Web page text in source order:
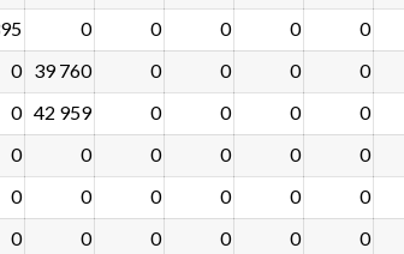
0 0 0 0 0
0 39 760 0 0 0 0
0 42 959 0 0 0 0
0 0 0 0 0 0
0 0 0 0 0 0
0 0 0 0 0 0